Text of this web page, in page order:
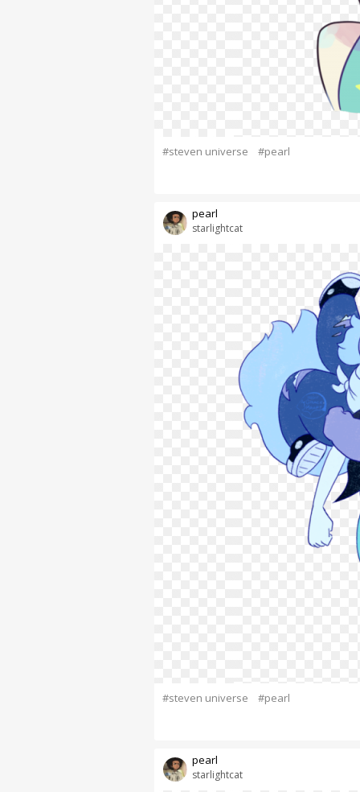
#steven universe #pearl
starlightcat
pearl
#steven universe #pearl
starlightcat
pearl